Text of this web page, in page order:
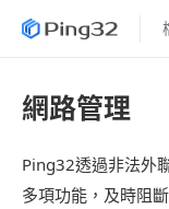
網路管理
Ping32透過非法外
多項功能，及時阻